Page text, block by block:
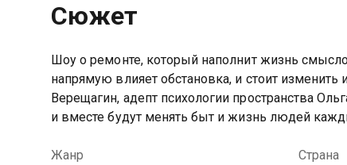
Сюжет
Шоу о ремонте, который наполнит жизнь
напрямую влияет обстановка, и стоит
Верещагин, адепт психологии пространства
и вместе будут менять быт и жизнь людей
Жанр Страна